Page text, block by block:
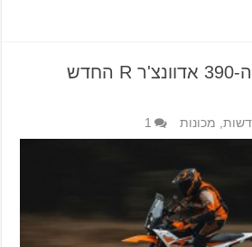
ק.ט.מ מציגה את ה-390 אדוונצ'ר R החדש
, מכונות 1